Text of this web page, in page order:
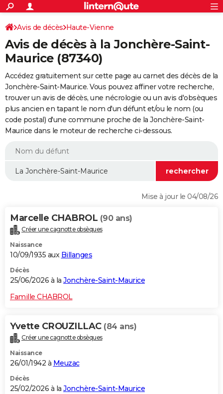
ACTUALITÉS
Politique
Société
Faits Divers
Education
Monde
Villes
+
SPORT
Coupe du monde 2026
Football
Tennis
Cyclisme
Rugby
Forum
FINANCE
Retraite
Impôts
Epargne
Immobilier
Risques naturels par ville
Banque
Assurance
Crédit
Essais
Réserver un essai
Citadines
Berlines
SUV
Forum auto
+
HIGH-TECH
Mobiles
Meilleur smartphone
Internet
Ordinateurs
Jeux vidéo
Guide high-tech
+
BRICOLAGE
Forum
Aménagement intérieur
Extérieur
Cuisine
Salle de bains
Jardinage
Rangement
WEEK-END
Guides de France
Escapades
Patrimoine
Expositions
Musées
Week-end nature
LIFESTYLE
Alimentation
Guide de la santé
Maladies
Médicaments
Sommeil
VOYAGE
Destinations
City break
Voyage nature
Voyage de noces
Forum
Climat
+PHOTO
GUIDES D'ACHAT
BONS PLANS
CARTE DE VOEUX
Dictionnaire
Biographies
Citations
Expressions
Proverbes
PROGRAMME TV
COPAINS D'AVANT
S'inscrire
Se connecter
Lycées
Collèges
Primaires
Universités
Entreprises
Service militaire
Avis de recherche
AVIS DE DÉCÈS
S'inscrire
Connexion
Avis de décès Haute-Vienne
Avis de décès à la Jonchère-Saint-
Maurice (87340)
Accédez gratuitement sur cette page au carnet des décès de la
Jonchère-Saint-Maurice. Vous pouvez affiner votre recherche,
trouver un avis de décès, une nécrologie ou un avis d'obsèques
plus ancien en tapant le nom d'un défunt et/ou le nom (ou
code postal) d'une commune proche de la Jonchère-Saint-
Maurice dans le moteur de recherche ci-dessous.
Mise à jour le 04/08/26
Marcelle CHABROL (90 ans)
Créer une cagnotte obsèques
Naissance
10/09/1935 aux Billanges
Décès
25/06/2026 à la Jonchère-Saint-Maurice
Famille CHABROL
Yvette CROUZILLAC (84 ans)
Créer une cagnotte obsèques
Naissance
26/01/1942 à Meuzac
Décès
25/02/2026 à la Jonchère-Saint-Maurice